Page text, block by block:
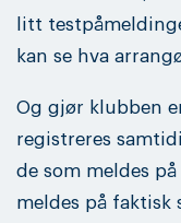
litt
kan se hva
Og gjør klubben
registreres
de som meldes
meldes på faktisk